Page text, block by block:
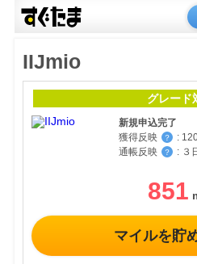
IIJmio
グレード
新規申込完了
獲得反映
？ :
通帳反映
？ : ３
851
マイルを貯